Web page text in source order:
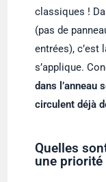
classiques !
(pas de
entrées), c’est
s’applique.
dans l’anneau
circulent déjà
Quelles
une priorité